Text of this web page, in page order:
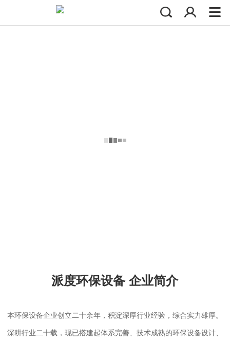
派度环保设备 企业简介
本环保设备企业创立二十余年，积淀深厚行业经验，综合实力雄厚。
深耕行业二十载，现已搭建起体系完善、技术成熟的环保设备设计、